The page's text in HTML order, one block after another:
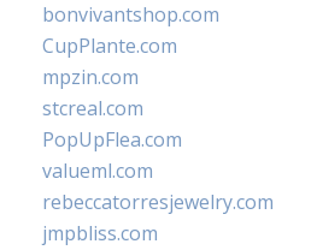
bonvivantshop.com
CupPlante.com
mpzin.com
stcreal.com
PopUpFlea.com
valueml.com
rebeccatorresjewelry.com
jmpbliss.com